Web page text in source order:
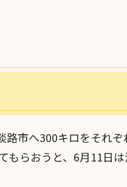
路市へ300キロをそれぞ
もらおうと、6月11日